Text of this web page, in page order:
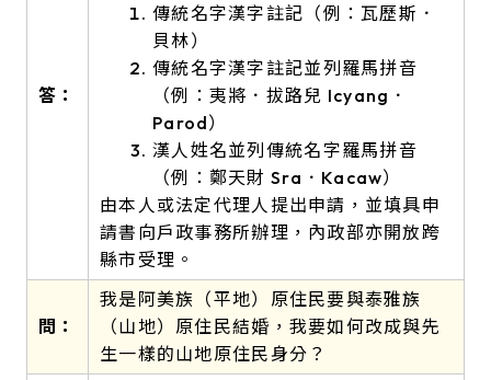
答：
傳統名字漢字註記（例：瓦歷斯．
貝林）
傳統名字漢字註記並列羅馬拼音
（例：夷將．拔路兒 Icyang．
Parod）
漢人姓名並列傳統名字羅馬拼音
（例：鄭天財 Sra．Kacaw）
由本人或法定代理人提出申請，並填具申
請書向戶政事務所辦理，內政部亦開放跨
縣市受理。
問：
我是阿美族（平地）原住民要與泰雅族
（山地）原住民結婚，我要如何改成與先
生一樣的山地原住民身分？